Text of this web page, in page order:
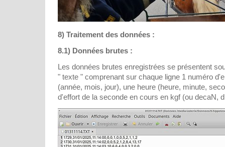
8) Traitement des données :
8.1) Données brutes :
Les données brutes enregistrées se présentent
" texte " comprenant sur chaque ligne 1 numéro
(année, mois, jour), une heure (heure, minute,
d'effort de la seconde en cours en kgf (ou decaN,